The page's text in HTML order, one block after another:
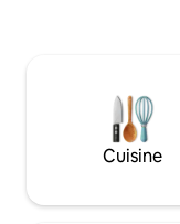
Trabzon, avec
restaurants à
Cuisine